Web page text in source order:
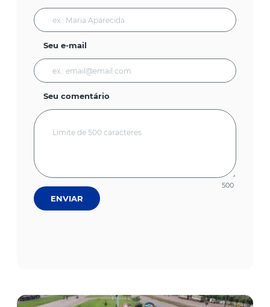
Seu e-mail
Seu comentário
500
ENVIAR